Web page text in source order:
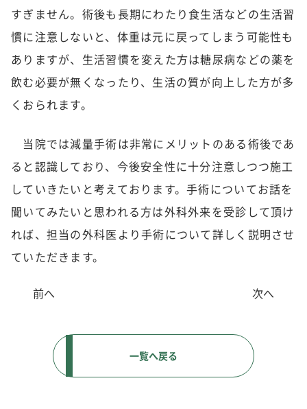
すぎません。術後も長期にわたり食生活などの生活習
慣に注意しないと、体重は元に戻ってしまう可能性も
ありますが、生活習慣を変えた方は糖尿病などの薬を
飲む必要が無くなったり、生活の質が向上した方が多
くおられます。
当院では減量手術は非常にメリットのある術後であ
ると認識しており、今後安全性に十分注意しつつ施工
していきたいと考えております。手術についてお話を
聞いてみたいと思われる方は外科外来を受診して頂け
れば、担当の外科医より手術について詳しく説明させ
ていただきます。
前へ 次へ
一覧へ戻る